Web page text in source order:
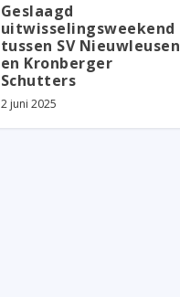
Geslaagd
uitwisselingsweekend
tussen SV Nieuwleusen
en Kronberger
Schutters
2 juni 2025